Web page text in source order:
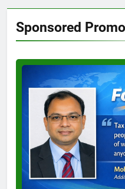
Sponsored